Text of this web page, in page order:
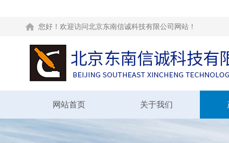
您好！欢迎访问北京东南信诚科技有限公司网站！
网站首页 关于我们